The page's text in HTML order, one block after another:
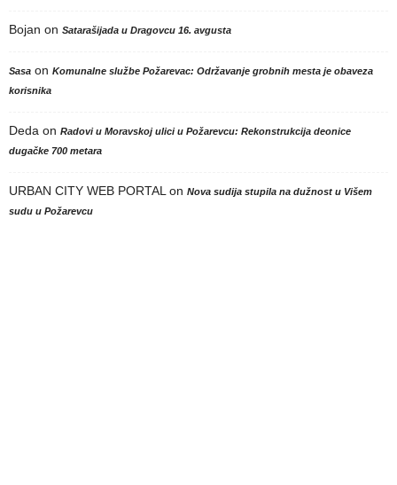
Bojan on Satarašijada u Dragovcu 16. avgusta
Sasa on Komunalne službe Požarevac: Održavanje grobnih mesta je obaveza
korisnika
Deda on Radovi u Moravskoj ulici u Požarevcu: Rekonstrukcija deonice
dugačke 700 metara
URBAN CITY WEB PORTAL on Nova sudija stupila na dužnost u Višem
sudu u Požarevcu